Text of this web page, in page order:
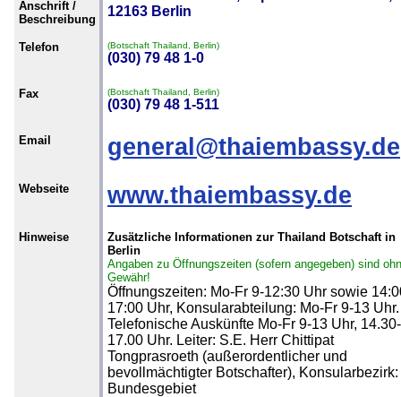
Anschrift /
Beschreibung
12163 Berlin
Telefon (Botschaft Thailand, Berlin)
(030) 79 48 1-0
Fax (Botschaft Thailand, Berlin)
(030) 79 48 1-511
Email general@thaiembassy.de
Webseite www.thaiembassy.de
Hinweise
Zusätzliche Informationen zur Thailand Botschaft in
Berlin
Angaben zu Öffnungszeiten (sofern angegeben) sind
Gewähr!
Öffnungszeiten: Mo-Fr 9-12:30 Uhr sowie
17:00 Uhr, Konsularabteilung: Mo-Fr 9-13 Uhr.
Telefonische Auskünfte Mo-Fr 9-13 Uhr, 14.30-
17.00 Uhr. Leiter: S.E. Herr Chittipat
Tongprasroeth (außerordentlicher und
bevollmächtigter Botschafter), Konsularbezirk:
Bundesgebiet